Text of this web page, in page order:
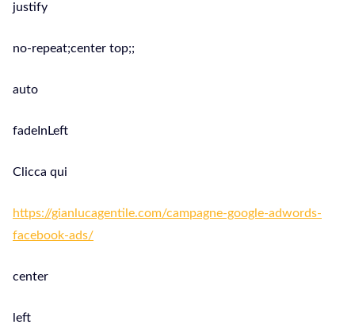
justify
no-repeat;center top;;
auto
fadeInLeft
Clicca qui
https://gianlucagentile.com/campagne-google-adwords-
facebook-ads/
center
left